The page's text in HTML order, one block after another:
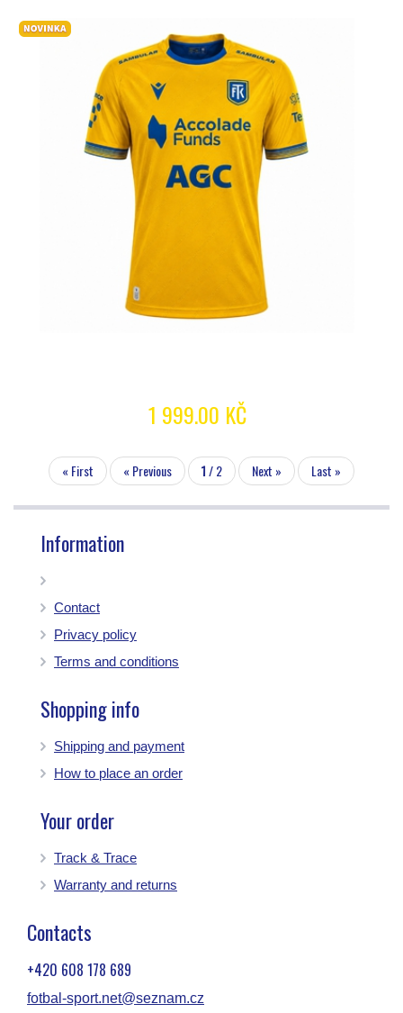
1 999.00 KČ
« First « Previous 1/ 2 Next » Last »
Information
Contact
Privacy policy
Terms and conditions
Shopping info
Shipping and payment
How to place an order
Your order
Track & Trace
Warranty and returns
Contacts
+420 608 178 689
fotbal-sport.net@seznam.cz